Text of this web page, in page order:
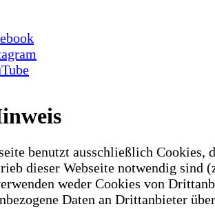
benutzt ausschließlich Cookies,
dieser Webseite notwendig sind
weder Cookies von
Daten an Drittanbieter